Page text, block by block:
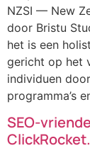
NZSI — New
door Bristu
het is een
gericht op het
individuen
programma’s
SEO-